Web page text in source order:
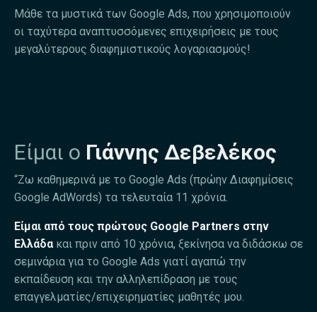
Μάθε τα μυστικά των Google Ads, που χρησιμοποιούν
οι ταχύτερα αναπτυσσόμενες επιχειρήσεις με τους
μεγαλύτερους διαφημιστικούς λογαριασμούς!
Είμαι ο Γιάννης Δεβελέκος
“Ζω καθημερινά με το Google Ads (πρώην Διαφημίσεις
Google AdWords) τα τελευταία 11 χρόνια.
Είμαι από τους πρώτους Google Partners στην
Ελλάδακαι πριν από 10 χρόνια, ξεκίνησα να διδάσκω σε
σεμινάρια για το Google Ads γιατί αγαπώ την
εκπαίδευση και την αλληλεπίδραση με τους
επαγγελματίες/επιχειρηματίες μαθητές μου.